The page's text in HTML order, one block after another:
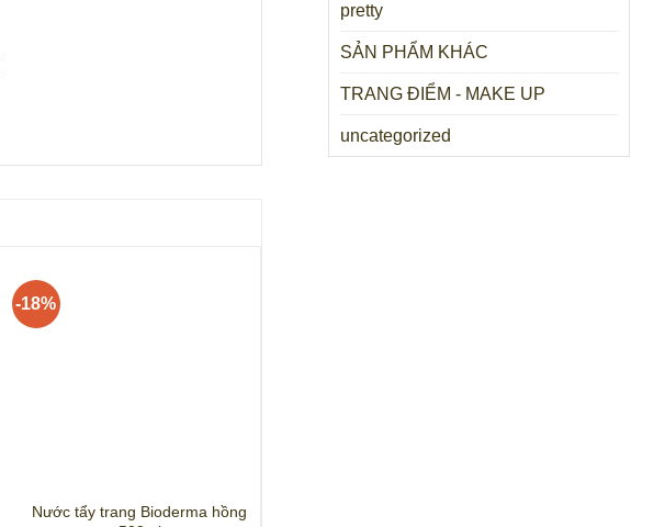
pretty
SẢN PHẨM KHÁC
TRANG ĐIỂM - MAKE UP
uncategorized
-18%
Nước tẩy trang Bioderma hồng